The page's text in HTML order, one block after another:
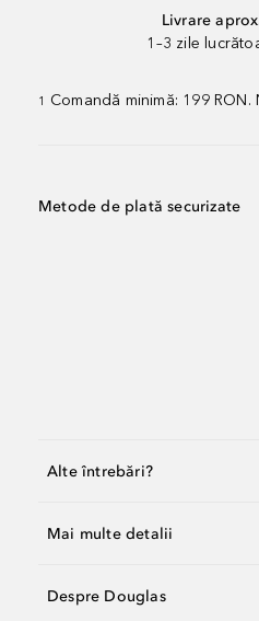
Livrare
1–3 zile
1 Comandă minimă: 199
Metode de plată securizate
Alte întrebări?
Mai multe detalii
Despre Douglas